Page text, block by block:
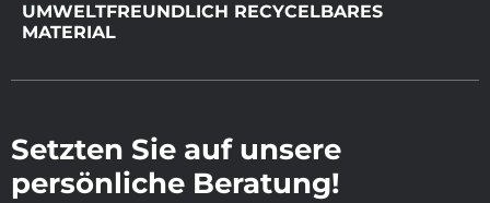
UMWELTFREUNDLICH RECYCELBARES
MATERIAL
Setzten Sie auf unsere
persönliche Beratung!